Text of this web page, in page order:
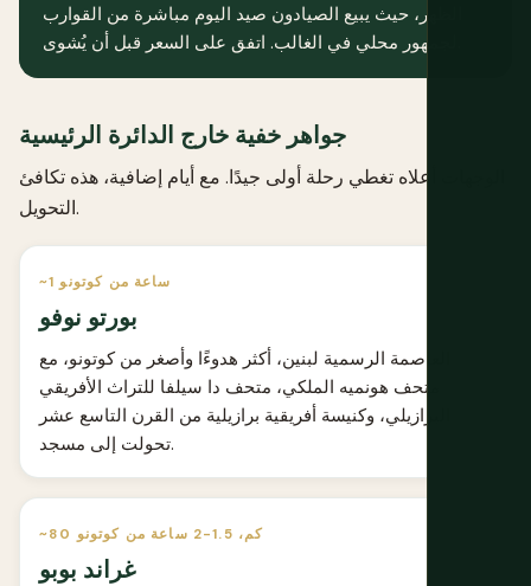
الظهر، حيث يبيع الصيادون صيد اليوم مباشرة من القوارب
جواهر خفية خارج الدائرة الرئيسية
الوجهات أعلاه تغطي رحلة أولى جيدًا. مع أيام إضافية، هذه تكافئ
التحويل.
~1 ساعة من كوتونو
بورتو نوفو
العاصمة الرسمية لبنين، أكثر هدوءًا وأصغر من كوتونو، مع
متحف هونميه الملكي، متحف دا سيلفا للتراث الأفريقي
البرازيلي، وكنيسة أفريقية برازيلية من القرن التاسع عشر
تحولت إلى مسجد.
~80 كم، 1.5-2 ساعة من كوتونو
غراند بوبو